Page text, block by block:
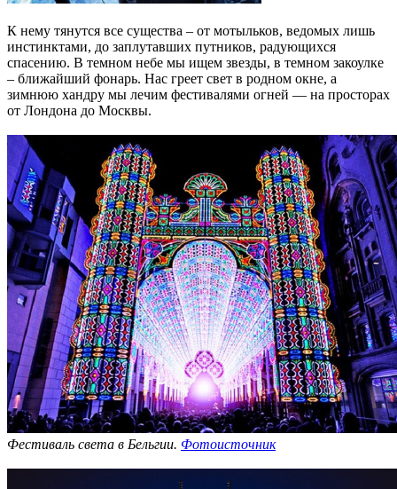
К нему тянутся все существа – от мотыльков, ведомых лишь
инстинктами, до заплутавших путников, радующихся
спасению. В темном небе мы ищем звезды, в темном закоулке
– ближайший фонарь. Нас греет свет в родном окне, а
зимнюю хандру мы лечим фестивалями огней — на просторах
от Лондона до Москвы.
Фестиваль света в Бельгии. Фотоисточник